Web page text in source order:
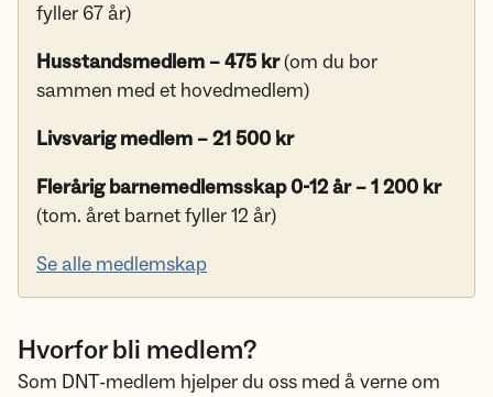
fyller 67 år)
Husstandsmedlem – 475 kr(om du bor
sammen med et hovedmedlem)
Livsvarig medlem – 21 500 kr
Flerårig barnemedlemsskap 0-12 år – 1 200 kr
(tom. året barnet fyller 12 år)
Se alle medlemskap
Hvorfor bli medlem?
Som DNT-medlem hjelper du oss med å verne om